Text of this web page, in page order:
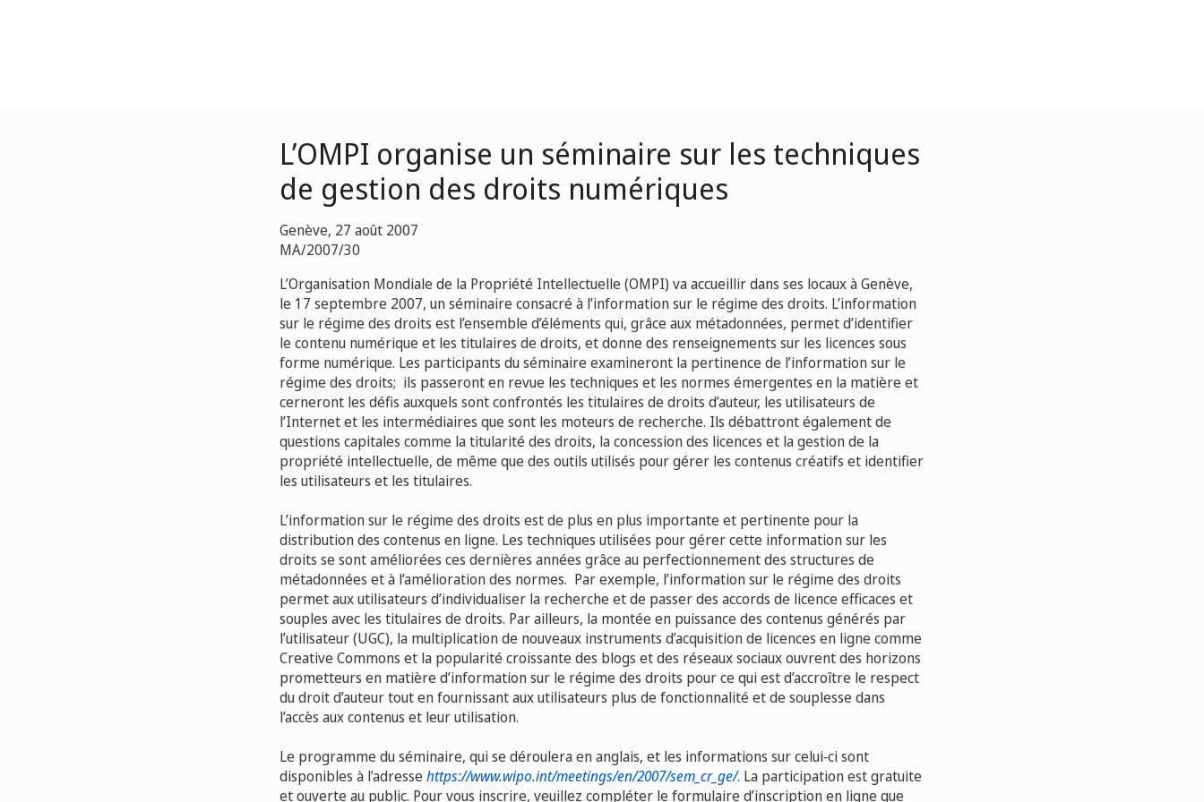
L’OMPI organise un séminaire sur les techniques
de gestion des droits numériques
Genève, 27 août 2007
MA/2007/30
L’Organisation Mondiale de la Propriété Intellectuelle (OMPI) va accueillir dans ses locaux à Genève,
le 17 septembre 2007, un séminaire consacré à l’information sur le régime des droits. L’information
sur le régime des droits est l’ensemble d’éléments qui, grâce aux métadonnées, permet d’identifier
le contenu numérique et les titulaires de droits, et donne des renseignements sur les licences sous
forme numérique. Les participants du séminaire examineront la pertinence de l’information sur le
régime des droits; ils passeront en revue les techniques et les normes émergentes en la matière et
cerneront les défis auxquels sont confrontés les titulaires de droits d’auteur, les utilisateurs de
l’Internet et les intermédiaires que sont les moteurs de recherche. Ils débattront également de
questions capitales comme la titularité des droits, la concession des licences et la gestion de la
propriété intellectuelle, de même que des outils utilisés pour gérer les contenus créatifs et identifier
les utilisateurs et les titulaires.
L’information sur le régime des droits est de plus en plus importante et pertinente pour la
distribution des contenus en ligne. Les techniques utilisées pour gérer cette information sur les
droits se sont améliorées ces dernières années grâce au perfectionnement des structures de
métadonnées et à l’amélioration des normes. Par exemple, l’information sur le régime des droits
permet aux utilisateurs d’individualiser la recherche et de passer des accords de licence efficaces et
souples avec les titulaires de droits. Par ailleurs, la montée en puissance des contenus générés par
l’utilisateur (UGC), la multiplication de nouveaux instruments d’acquisition de licences en ligne comme
Creative Commons et la popularité croissante des blogs et des réseaux sociaux ouvrent des horizons
prometteurs en matière d’information sur le régime des droits pour ce qui est d’accroître le respect
du droit d’auteur tout en fournissant aux utilisateurs plus de fonctionnalité et de souplesse dans
l’accès aux contenus et leur utilisation.
Le programme du séminaire, qui se déroulera en anglais, et les informations sur celui‑ci sont
disponibles à l’adressehttps://www.wipo.int/meetings/en/2007/sem_cr_ge/. La participation est gratuite
et ouverte au public. Pour vous inscrire, veuillez compléter le formulaire d’inscription en ligne que